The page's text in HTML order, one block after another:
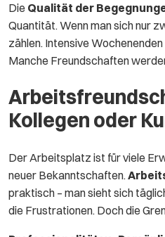
Die Qualität der
Quantität. Wenn man sich nur
zählen. Intensive
Manche Freundschaften
Kollegen oder
Der Arbeitsplatz ist für viele
neuer Bekanntschaften.
praktisch – man sieht sich
die Frustrationen. Doch die